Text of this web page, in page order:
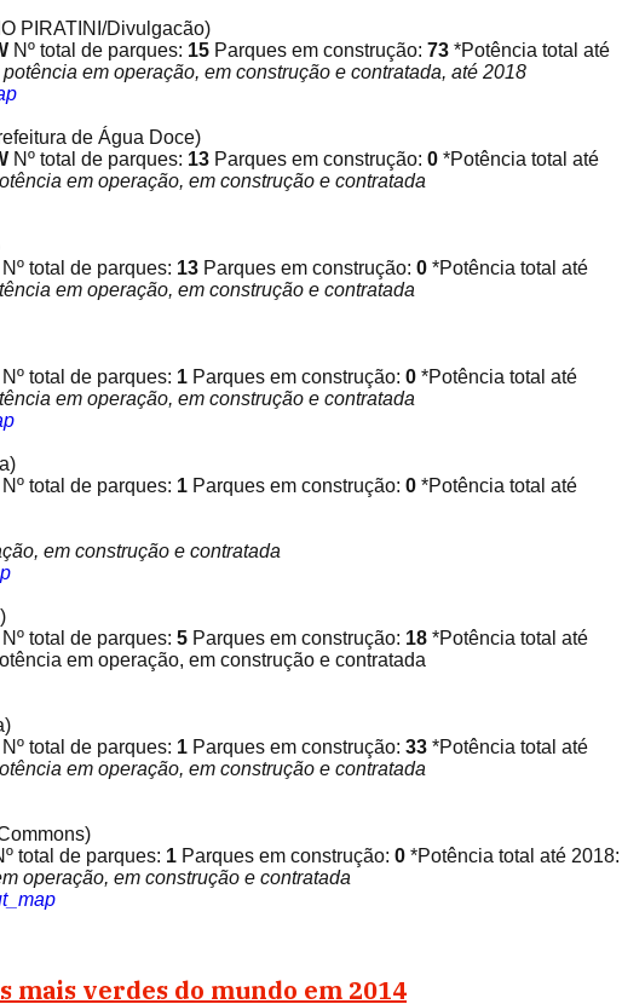
PIRATINI/Divulgacão)
Nº total de parques: 15 Parques em construção: 73 *Potência total até
em operação, em construção e contratada, até 2018
de Água Doce)
Nº total de parques: 13 Parques em construção: 0 *Potência total até
em operação, em construção e contratada
Nº total de parques: 13 Parques em construção: 0 *Potência total até
em operação, em construção e contratada
Nº total de parques: 1 Parques em construção: 0 *Potência total até
em operação, em construção e contratada
Nº total de parques: 1 Parques em construção: 0 *Potência total até
em construção e contratada
Nº total de parques: 5 Parques em construção: 18 *Potência total até
em operação, em construção e contratada
Nº total de parques: 1 Parques em construção: 33 *Potência total até
em operação, em construção e contratada
total de parques: 1 Parques em construção: 0 *Potência total até 2018:
operação, em construção e contratada
mais verdes do mundo em 2014